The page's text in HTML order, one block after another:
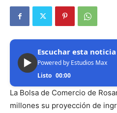
▶
Escuchar esta noticia
Powered by Estudios Max
Listo 00:00
La Bolsa de Comercio de
millones su proyección de